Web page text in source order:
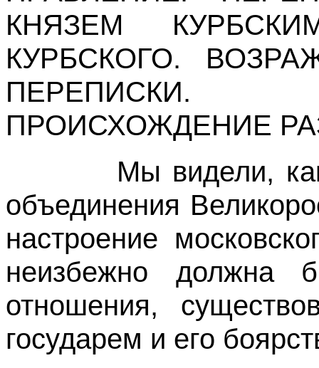
КНЯЗЕМ
КУРБСКОГО.
ПЕРЕПИСКИ.
ПРОИСХОЖДЕНИЕ
Мы видели, как
объединения
настроение
неизбежно должна
отношения,
государем и его